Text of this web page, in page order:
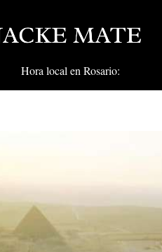
Hora local en Rosario: